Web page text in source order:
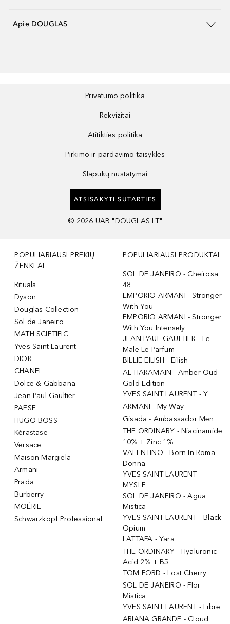
Apie DOUGLAS
Privatumo politika
Rekvizitai
Atitikties politika
Pirkimo ir pardavimo taisyklės
Slapukų nustatymai
ATSISAKYTI SUTARTIES
© 2026 UAB "DOUGLAS LT"
POPULIARIAUSI PREKIŲ
ŽENKLAI
Rituals
Dyson
Douglas Collection
Sol de Janeiro
MATH SCIETIFIC
Yves Saint Laurent
DIOR
CHANEL
Dolce & Gabbana
Jean Paul Gaultier
PAESE
HUGO BOSS
Kérastase
Versace
Maison Margiela
Armani
Prada
Burberry
MOÉRIE
Schwarzkopf Professional
POPULIARIAUSI PRODUKTAI
SOL DE JANEIRO - Cheirosa
48
EMPORIO ARMANI - Stronger
With You
EMPORIO ARMANI - Stronger
With You Intensely
JEAN PAUL GAULTIER - Le
Male Le Parfum
BILLIE EILISH - Eilish
AL HARAMAIN - Amber Oud
Gold Edition
YVES SAINT LAURENT - Y
ARMANI - My Way
Gisada - Ambassador Men
THE ORDINARY - Niacinamide
10% + Zinc 1%
VALENTINO - Born In Roma
Donna
YVES SAINT LAURENT -
MYSLF
SOL DE JANEIRO - Agua
Mistica
YVES SAINT LAURENT - Black
Opium
LATTAFA - Yara
THE ORDINARY - Hyaluronic
Acid 2% + B5
TOM FORD - Lost Cherry
SOL DE JANEIRO - Flor
Mistica
YVES SAINT LAURENT - Libre
ARIANA GRANDE - Cloud